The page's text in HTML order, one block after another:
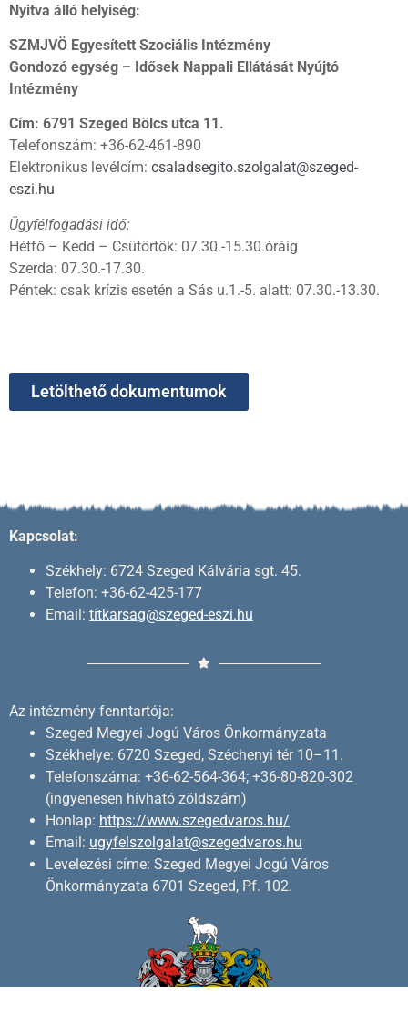
Nyitva álló helyiség:
SZMJVÖ Egyesített Szociális Intézmény
Gondozó egység – Idősek Nappali Ellátását Nyújtó
Intézmény
Cím: 6791 Szeged Bölcs utca 11.
Telefonszám: +36-62-461-890
Elektronikus levélcím: csaladsegito.szolgalat@szeged-
eszi.hu
Ügyfélfogadási idő:
Hétfő – Kedd – Csütörtök: 07.30.-15.30.óráig
Szerda: 07.30.-17.30.
Péntek: csak krízis esetén a Sás u.1.-5. alatt: 07.30.-13.30.
Letölthető dokumentumok
Kapcsolat:
Székhely: 6724 Szeged Kálvária sgt. 45.
Telefon: +36-62-425-177
Email: titkarsag@szeged-eszi.hu
Az intézmény fenntartója:
Szeged Megyei Jogú Város Önkormányzata
Székhelye: 6720 Szeged, Széchenyi tér 10–11.
Telefonszáma: +36-62-564-364; +36-80-820-302
(ingyenesen hívható zöldszám)
Honlap: https://www.szegedvaros.hu/
Email: ugyfelszolgalat@szegedvaros.hu
Levelezési címe: Szeged Megyei Jogú Város
Önkormányzata 6701 Szeged, Pf. 102.